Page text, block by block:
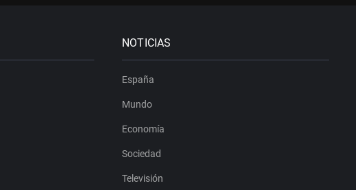
NOTICIAS
España
Mundo
Economía
Sociedad
Televisión